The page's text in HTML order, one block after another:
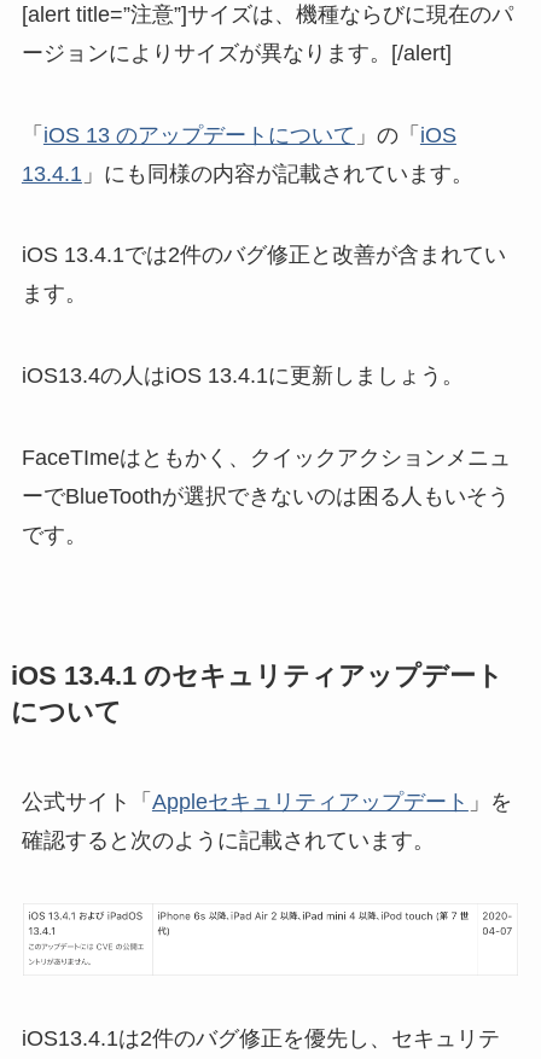
[alert title=”注意”]サイズは、機種ならびに現在のパ
ージョンによりサイズが異なります。[/alert]
「 iOS 13 のアップデートについて 」の「 iOS
13.4.1 」にも同様の内容が記載されています。
iOS 13.4.1では2件のバグ修正と改善が含まれてい
ます。
iOS13.4の人はiOS 13.4.1に更新しましょう。
FaceTImeはともかく、クイックアクションメニュ
ーでBlueToothが選択できないのは困る人もいそう
です。
iOS 13.4.1 のセキュリティアップデート
について
公式サイト「 Appleセキュリティアップデート 」を
確認すると次のように記載されています。
iOS13.4.1は2件のバグ修正を優先し、セキュリテ